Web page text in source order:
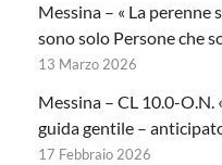
Messina – « La perenne
sono solo Persone che
13 Marzo 2026
Messina – CL 10.0-O.N.
guida gentile –
17 Febbraio 2026